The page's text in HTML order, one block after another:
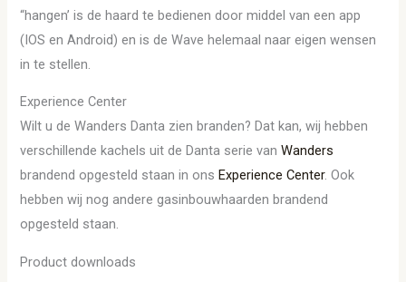
“hangen’ is de haard te bedienen door middel van een app
(IOS en Android) en is de Wave helemaal naar eigen wensen
in te stellen.
Experience Center
Wilt u de Wanders Danta zien branden? Dat kan, wij hebben
verschillende kachels uit de Danta serie vanWanders
brandend opgesteld staan in ons Experience Center. Ook
hebben wij nog andere gasinbouwhaarden brandend
opgesteld staan.
Product downloads